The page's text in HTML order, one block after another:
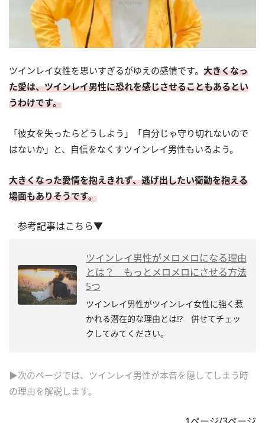
ツインレイ女性を思いすぎるがゆえの感情です。 大きくなっ
た愛は、ツインレイ男性に恐れを感じさせることもあるとい
うわけです。
「彼女を失ったらどうしよう」「自分じゃ守り切れないので
はないか」と、自信をなくすツインレイ男性もいるよう。
大きくなった愛情を抱えきれず、逃げ出したい衝動を抱える
場面もありそうです。
参考記事はこちら▼
ツインレイ男性がメロメロになる理由
とは？ もっとメロメロにさせる方法
5つ
ツインレイ男性がツインレイ女性に強く惹
かれる潜在的な理由とは!? 併せてチェッ
クしてみてください。
▶次のページでは、ツインレイ男性が本音を隠してしまう時
の理由を解説します。